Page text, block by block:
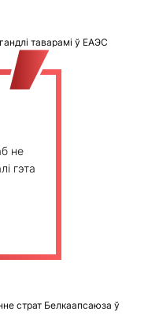
таварамі ў ЕАЭС
не
гэта
страт Белкаапсаюза ў